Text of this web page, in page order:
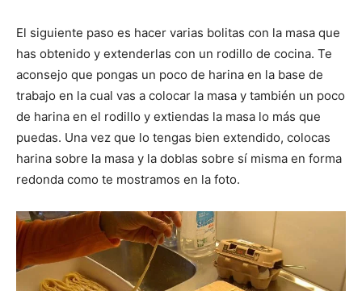
El siguiente paso es hacer varias bolitas con la masa que
has obtenido y extenderlas con un rodillo de cocina. Te
aconsejo que pongas un poco de harina en la base de
trabajo en la cual vas a colocar la masa y también un poco
de harina en el rodillo y extiendas la masa lo más que
puedas. Una vez que lo tengas bien extendido, colocas
harina sobre la masa y la doblas sobre sí misma en forma
redonda como te mostramos en la foto.